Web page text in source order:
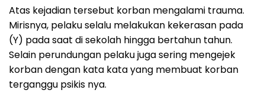
Atas kejadian tersebut korban mengalami trauma.
Mirisnya, pelaku selalu melakukan kekerasan pada
(Y) pada saat di sekolah hingga bertahun tahun.
Selain perundungan pelaku juga sering mengejek
korban dengan kata kata yang membuat korban
terganggu psikis nya.